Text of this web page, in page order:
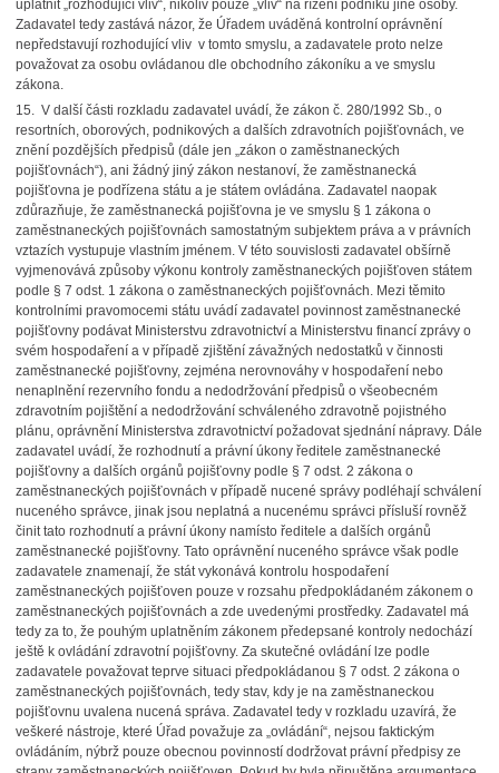
uplatnit „rozhodující vliv“, nikoliv pouze „vliv“ na řízení podniku jiné osoby.
Zadavatel tedy zastává názor, že Úřadem uváděná kontrolní oprávnění
nepředstavují rozhodující vliv v tomto smyslu, a zadavatele proto nelze
považovat za osobu ovládanou dle obchodního zákoníku a ve smyslu
zákona.
15. V další části rozkladu zadavatel uvádí, že zákon č. 280/1992 Sb., o
resortních, oborových, podnikových a dalších zdravotních pojišťovnách, ve
znění pozdějších předpisů (dále jen „zákon o zaměstnaneckých
pojišťovnách“), ani žádný jiný zákon nestanoví, že zaměstnanecká
pojišťovna je podřízena státu a je státem ovládána. Zadavatel naopak
zdůrazňuje, že zaměstnanecká pojišťovna je ve smyslu § 1 zákona o
zaměstnaneckých pojišťovnách samostatným subjektem práva a v právních
vztazích vystupuje vlastním jménem. V této souvislosti zadavatel obšírně
vyjmenovává způsoby výkonu kontroly zaměstnaneckých pojišťoven státem
podle § 7 odst. 1 zákona o zaměstnaneckých pojišťovnách. Mezi těmito
kontrolními pravomocemi státu uvádí zadavatel povinnost zaměstnanecké
pojišťovny podávat Ministerstvu zdravotnictví a Ministerstvu financí zprávy o
svém hospodaření a v případě zjištění závažných nedostatků v činnosti
zaměstnanecké pojišťovny, zejména nerovnováhy v hospodaření nebo
nenaplnění rezervního fondu a nedodržování předpisů o všeobecném
zdravotním pojištění a nedodržování schváleného zdravotně pojistného
plánu, oprávnění Ministerstva zdravotnictví požadovat sjednání nápravy. Dále
zadavatel uvádí, že rozhodnutí a právní úkony ředitele zaměstnanecké
pojišťovny a dalších orgánů pojišťovny podle § 7 odst. 2 zákona o
zaměstnaneckých pojišťovnách v případě nucené správy podléhají schválení
nuceného správce, jinak jsou neplatná a nucenému správci přísluší rovněž
činit tato rozhodnutí a právní úkony namísto ředitele a dalších orgánů
zaměstnanecké pojišťovny. Tato oprávnění nuceného správce však podle
zadavatele znamenají, že stát vykonává kontrolu hospodaření
zaměstnaneckých pojišťoven pouze v rozsahu předpokládaném zákonem o
zaměstnaneckých pojišťovnách a zde uvedenými prostředky. Zadavatel má
tedy za to, že pouhým uplatněním zákonem předepsané kontroly nedochází
ještě k ovládání zdravotní pojišťovny. Za skutečné ovládání lze podle
zadavatele považovat teprve situaci předpokládanou § 7 odst. 2 zákona o
zaměstnaneckých pojišťovnách, tedy stav, kdy je na zaměstnaneckou
pojišťovnu uvalena nucená správa. Zadavatel tedy v rozkladu uzavírá, že
veškeré nástroje, které Úřad považuje za „ovládání“, nejsou faktickým
ovládáním, nýbrž pouze obecnou povinností dodržovat právní předpisy ze